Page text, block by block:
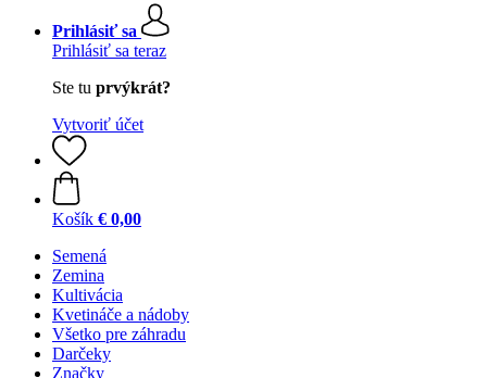
Prihlásiť sa
Prihlásiť sa teraz
Ste tu prvýkrát?
Vytvoriť účet
Košík € 0,00
Semená
Zemina
Kultivácia
Kvetináče a nádoby
Všetko pre záhradu
Darčeky
Značky